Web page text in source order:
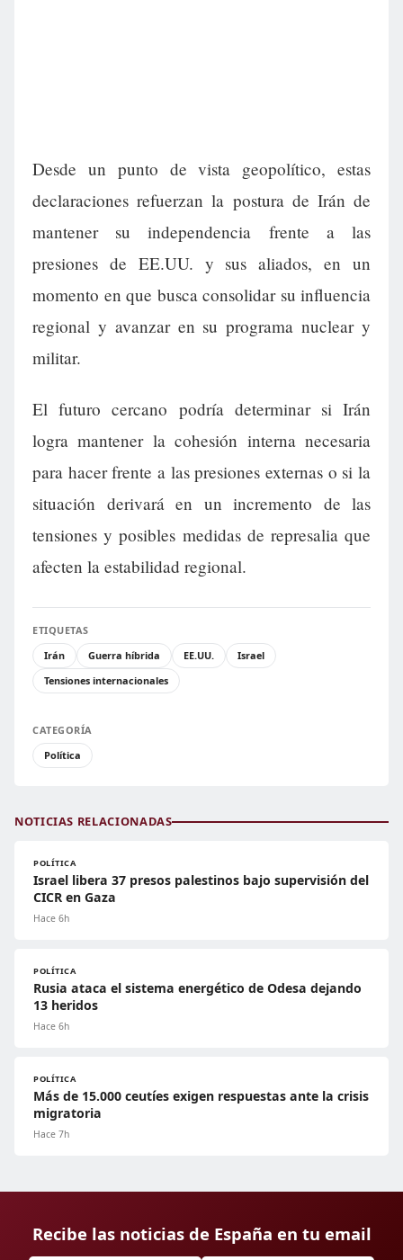
Desde un punto de vista geopolítico, estas
declaraciones refuerzan la postura de Irán de
mantener su independencia frente a las
presiones de EE.UU. y sus aliados, en un
momento en que busca consolidar su influencia
regional y avanzar en su programa nuclear y
militar.
El futuro cercano podría determinar si Irán
logra mantener la cohesión interna necesaria
para hacer frente a las presiones externas o si la
situación derivará en un incremento de las
tensiones y posibles medidas de represalia que
afecten la estabilidad regional.
ETIQUETAS
Irán
Guerra híbrida EE.UU.
Israel
Tensiones internacionales
CATEGORÍA
Política
NOTICIAS RELACIONADAS
POLÍTICA
Israel libera 37 presos palestinos bajo supervisión del
CICR en Gaza
Hace 6h
POLÍTICA
Rusia ataca el sistema energético de Odesa dejando
13 heridos
Hace 6h
POLÍTICA
Más de 15.000 ceutíes exigen respuestas ante la crisis
migratoria
Hace 7h
Recibe las noticias de España en tu email